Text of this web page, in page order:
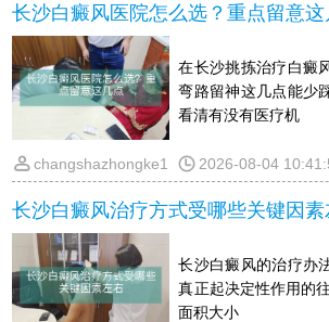
长沙白癜风医院怎么选？重点留意这
在长沙挑拣治疗白癜
弯路留神这几点能少
看清有没有医疗机
changshazhongke1 2026-08-04
长沙白癜风治疗方式受哪些关键因素
长沙白癜风的治疗办
真正起决定性作用的
面积大小